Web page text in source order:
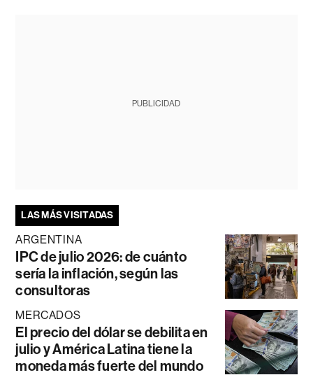
PUBLICIDAD
LAS MÁS VISITADAS
ARGENTINA
IPC de julio 2026: de cuánto
sería la inflación, según las
consultoras
MERCADOS
El precio del dólar se debilita en
julio y América Latina tiene la
moneda más fuerte del mundo